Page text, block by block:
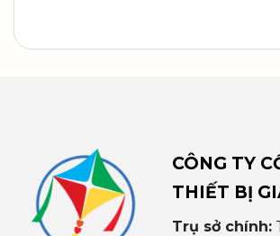
CÔNG TY
THIẾT BỊ
Trụ sở chính: